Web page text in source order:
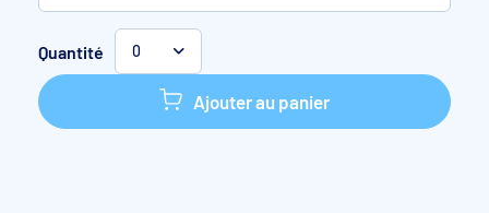
Monophasé 30-45 m3
Fi 90 Monophasé 40-50 m3
45-65 m3
Quantité 0
Ajouter au panier